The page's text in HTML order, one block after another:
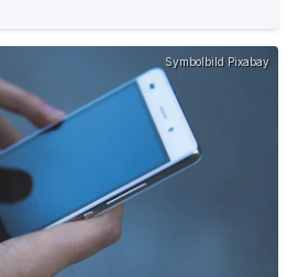
Symbolbild Pixabay